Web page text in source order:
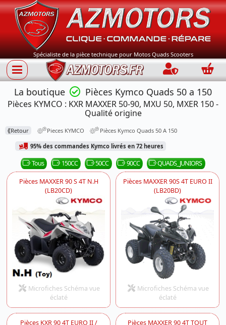
Spécialiste de la pièce technique pour Motos Quads Scooters
Connection
La boutique Pièces Kymco Quads 50 a 150
Pièces KYMCO : KXR MAXXER 50-90, MXU 50, MXER 150 -
Qualité origine
⟪Retour Pieces KYMCO Pièces Kymco Quads 50 A 150
95% des commandes Kymco livrés en 72 heures
Tous 150CC 50CC 90CC QUADS_JUNIORS
Pièces MAXXER 90 S 4T N.H
(LB20CD)
Microfiches Schéma vue
éclaté
Pièces MAXXER 90S 4T EURO II
(LB20BD)
Microfiches Schéma vue
éclaté
Pièces KXR 90 4T EURO II /
Pièces MAXXER 90 4T TOUT